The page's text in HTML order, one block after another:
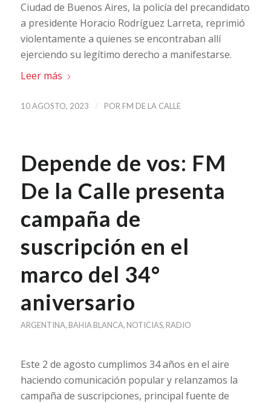
Ciudad de Buenos Aires, la policía del precandidato
a presidente Horacio Rodríguez Larreta, reprimió
violentamente a quienes se encontraban allí
ejerciendo su legítimo derecho a manifestarse.
Leer más
10 AGOSTO, 2023 / POR FM DE LA CALLE
Depende de vos: FM
De la Calle presenta
campaña de
suscripción en el
marco del 34°
aniversario
ARGENTINA, BAHIA BLANCA, NOTICIAS, RADIO
Este 2 de agosto cumplimos 34 años en el aire
haciendo comunicación popular y relanzamos la
campaña de suscripciones, principal fuente de